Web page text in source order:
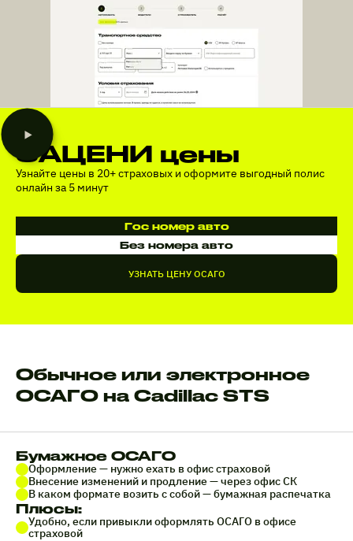
ЗАЦЕНИ цены
Узнайте цены в 20+ страховых и оформите выгодный полис
онлайн за 5 минут
Гос номер авто
Без номера авто
УЗНАТЬ ЦЕНУ ОСАГО
Обычное или электронное
ОСАГО на Cadillac STS
Бумажное ОСАГО
Оформление — нужно ехать в офис страховой
Внесение изменений и продление — через офис СК
В каком формате возить с собой — бумажная распечатка
Плюсы:
Удобно, если привыкли оформлять ОСАГО в офисе
страховой